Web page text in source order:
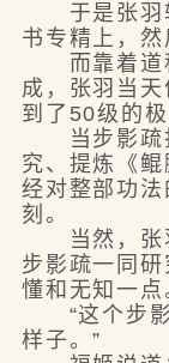
于是张羽转
书专精上，然
而靠着道种
成，张羽当
到了50级的极
当步影疏找
究、提炼《
经对整部功
刻。
当然，张羽
步影疏一同
懂和无知一点
“这个步影
样子。”